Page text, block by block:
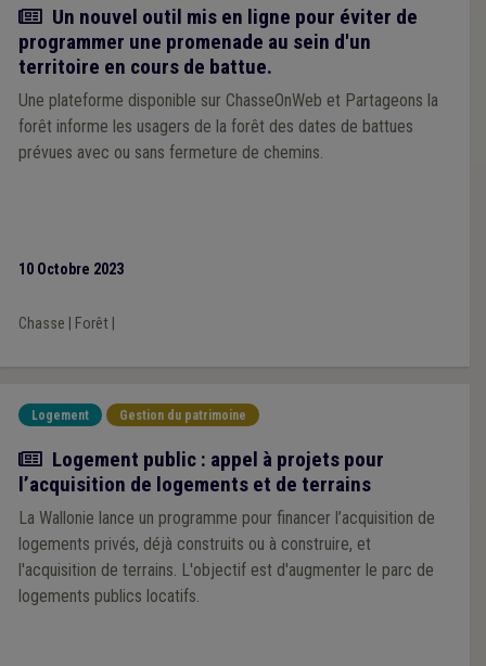
Actualité
Un nouvel outil mis en ligne pour éviter de
programmer une promenade au sein d'un
territoire en cours de battue.
Une plateforme disponible sur ChasseOnWeb et Partageons la
forêt informe les usagers de la forêt des dates de battues
prévues avec ou sans fermeture de chemins.
10 Octobre 2023
Chasse Forêt|
Logement Gestion du patrimoine
Actualité
Logement public : appel à projets pour
l’acquisition de logements et de terrains
La Wallonie lance un programme pour financer l’acquisition de
logements privés, déjà construits ou à construire, et
l'acquisition de terrains. L'objectif est d'augmenter le parc de
logements publics locatifs.